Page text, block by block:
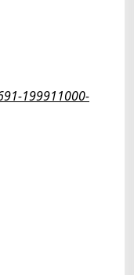
199911000-